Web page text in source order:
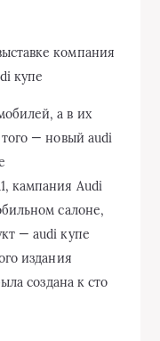
компания
купе
а в их
— новый audi
кампания Audi
салоне,
— audi купе
издания
создана к сто